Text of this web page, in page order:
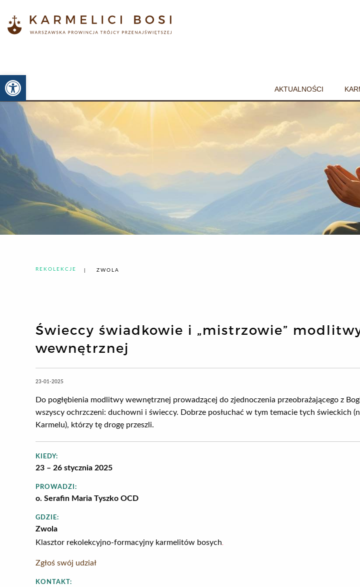
Otwórz pasek narzędzi
AKTUALNOŚCI
REKOLEKCJE ZWOLA
Świeccy świadkowie i „mistrzowie”
wewnętrznej
23-01-2025
Do pogłębienia modlitwy wewnętrznej prowadzącej do zjednoczenia przeobrażającego z
wszyscy ochrzczeni: duchowni i świeccy. Dobrze posłuchać w tym temacie tych świeckich
Karmelu), którzy tę drogę przeszli.
KIEDY:
23 – 26 stycznia 2025
PROWADZI:
o. Serafin Maria Tyszko OCD
GDZIE:
Zwola
Klasztor rekolekcyjno-formacyjny karmelitów bosych
Zgłoś swój udział
KONTAKT: